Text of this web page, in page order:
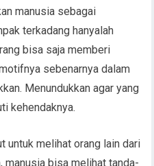
manusia sebagai
terkadang hanyalah
bisa saja memberi
sebenarnya dalam
Menundukkan agar yang
kehendaknya.
untuk melihat orang lain dari
manusia bisa melihat tanda-